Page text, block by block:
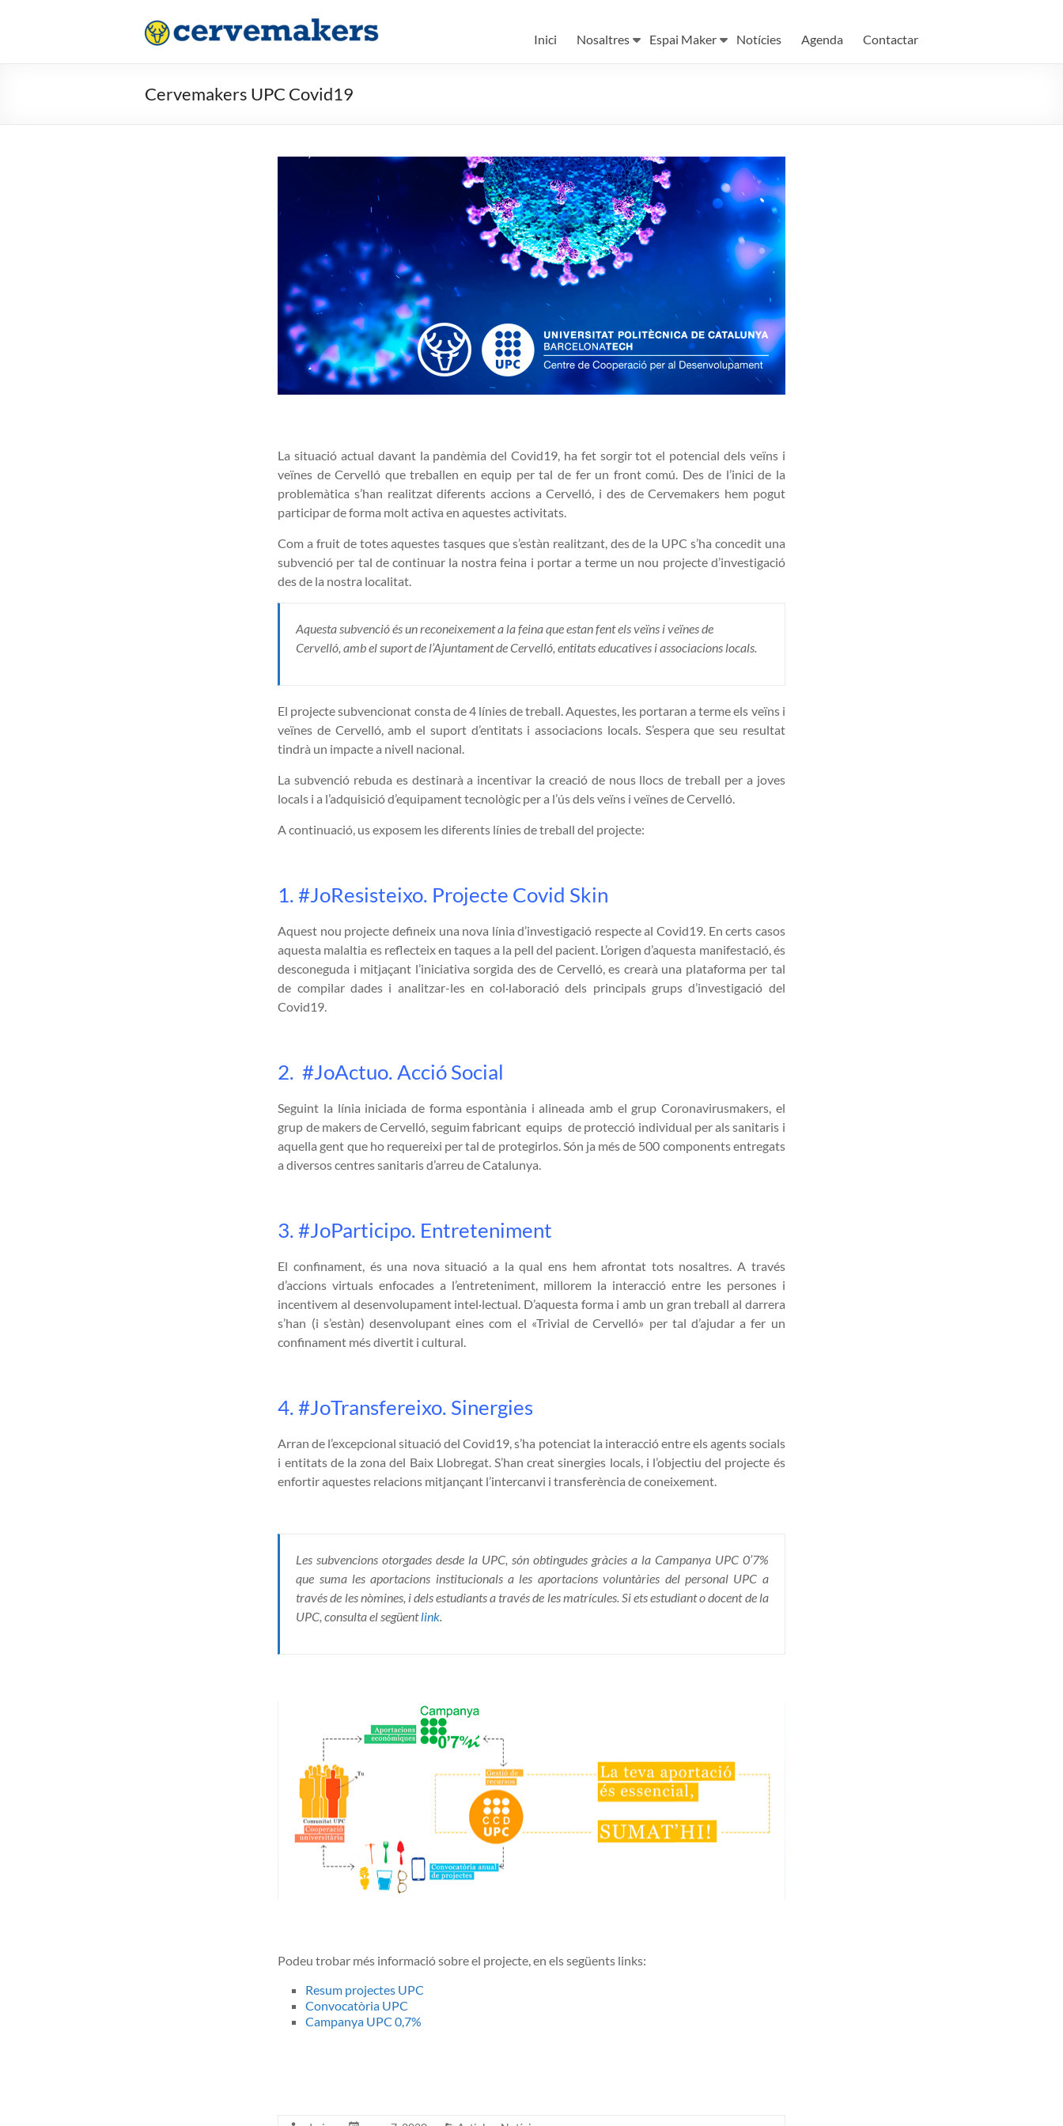
Inici Nosaltres Espai Maker Notícies Agenda Contactar
Cervemakers UPC Covid19
La situació actual davant la pandèmia del Covid19, ha fet sorgir tot el potencial dels veïns i
veïnes de Cervelló que treballen en equip per tal de fer un front comú. Des de l’inici de la
problemàtica s’han realitzat diferents accions a Cervelló, i des de Cervemakers hem pogut
participar de forma molt activa en aquestes activitats.
Com a fruit de totes aquestes tasques que s’estàn realitzant, des de la UPC s’ha concedit una
subvenció per tal de continuar la nostra feina i portar a terme un nou projecte d’investigació
des de la nostra localitat.
Aquesta subvenció és un reconeixement a la feina que estan fent els veïns i veïnes de
Cervelló, amb el suport de l’Ajuntament de Cervelló, entitats educatives i associacions locals.
El projecte subvencionat consta de 4 línies de treball. Aquestes, les portaran a terme els veïns i
veïnes de Cervelló, amb el suport d’entitats i associacions locals. S’espera que seu resultat
tindrà un impacte a nivell nacional.
La subvenció rebuda es destinarà a incentivar la creació de nous llocs de treball per a joves
locals i a l’adquisició d’equipament tecnològic per a l’ús dels veïns i veïnes de Cervelló.
A continuació, us exposem les diferents línies de treball del projecte:
1. #JoResisteixo. Projecte Covid Skin
Aquest nou projecte defineix una nova línia d’investigació respecte al Covid19. En certs casos
aquesta malaltia es reflecteix en taques a la pell del pacient. L’origen d’aquesta manifestació, és
desconeguda i mitjaçant l’iniciativa sorgida des de Cervelló, es crearà una plataforma per tal
de compilar dades i analitzar-les en col·laboració dels principals grups d’investigació del
Covid19.
2. #JoActuo. Acció Social
Seguint la línia iniciada de forma espontània i alineada amb el grup Coronavirusmakers, el
grup de makers de Cervelló, seguim fabricant equips de protecció individual per als sanitaris i
aquella gent que ho requereixi per tal de protegirlos. Són ja més de 500 components entregats
a diversos centres sanitaris d’arreu de Catalunya.
3. #JoParticipo. Entreteniment
El confinament, és una nova situació a la qual ens hem afrontat tots nosaltres. A través
d’accions virtuals enfocades a l’entreteniment, millorem la interacció entre les persones i
incentivem al desenvolupament intel·lectual. D’aquesta forma i amb un gran treball al darrera
s’han (i s’estàn) desenvolupant eines com el «Trivial de Cervelló» per tal d’ajudar a fer un
confinament més divertit i cultural.
4. #JoTransfereixo. Sinergies
Arran de l’excepcional situació del Covid19, s’ha potenciat la interacció entre els agents socials
i entitats de la zona del Baix Llobregat. S’han creat sinergies locals, i l’objectiu del projecte és
enfortir aquestes relacions mitjançant l’intercanvi i transferència de coneixement.
Les subvencions otorgades desde la UPC, són obtingudes gràcies a la Campanya UPC 0’7%
que suma les aportacions institucionals a les aportacions voluntàries del personal UPC a
través de les nòmines, i dels estudiants a través de les matrícules. Si ets estudiant o docent de la
UPC, consulta el següentlink
Podeu trobar més informació sobre el projecte, en els següents links:
Resum projectes UPC
Convocatòria UPC
Campanya UPC 0,7%